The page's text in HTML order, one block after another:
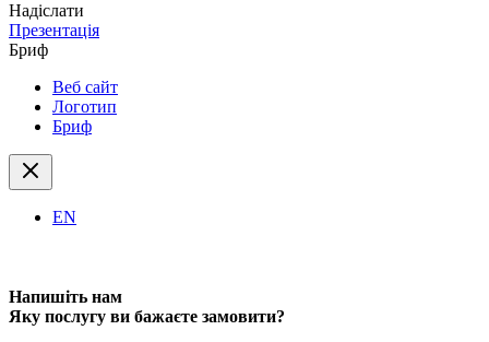
Надіслати
Презентація
Бриф
Веб сайт
Логотип
Бриф
EN
Напишіть нам
Яку послугу ви бажаєте замовити?